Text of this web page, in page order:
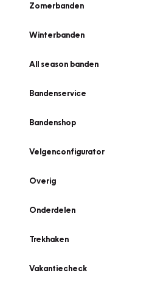
Zomerbanden
Winterbanden
All season banden
Bandenservice
Bandenshop
Velgenconfigurator
Overig
Onderdelen
Trekhaken
Vakantiecheck